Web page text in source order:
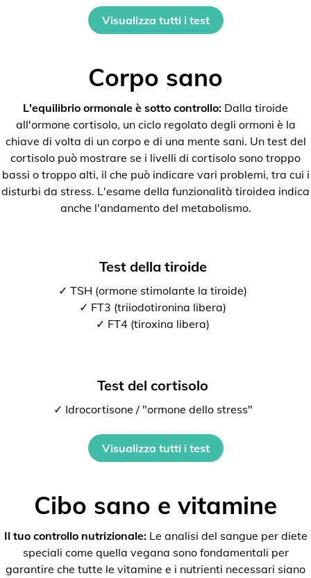
Visualizza tutti i test
Corpo sano
L'equilibrio ormonale è sotto controllo: Dalla tiroide
all'ormone cortisolo, un ciclo regolato degli ormoni è la
chiave di volta di un corpo e di una mente sani. Un test del
cortisolo può mostrare se i livelli di cortisolo sono troppo
bassi o troppo alti, il che può indicare vari problemi, tra cui i
disturbi da stress. L'esame della funzionalità tiroidea indica
anche l'andamento del metabolismo.
Test della tiroide
✓ TSH (ormone stimolante la tiroide)
✓ FT3 (triiodotironina libera)
✓ FT4 (tiroxina libera)
Test del cortisolo
✓ Idrocortisone / "ormone dello stress"
Visualizza tutti i test
Cibo sano e vitamine
Il tuo controllo nutrizionale:Le analisi del sangue per diete
speciali come quella vegana sono fondamentali per
garantire che tutte le vitamine e i nutrienti necessari siano